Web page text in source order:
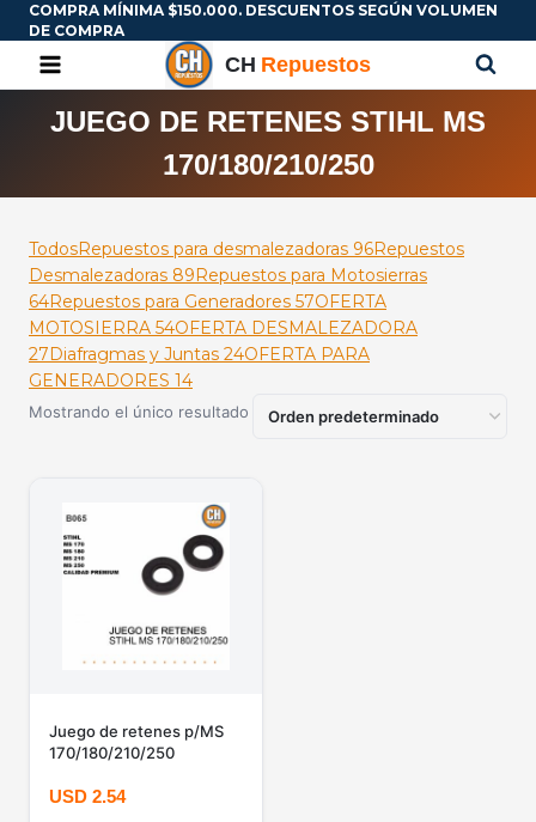
COMPRA MÍNIMA $150.000. DESCUENTOS SEGÚN VOLUMEN
DE COMPRA
JUEGO DE RETENES STIHL MS
170/180/210/250
TodosRepuestos para desmalezadoras 96Repuestos
Desmalezadoras 89Repuestos para Motosierras
64Repuestos para Generadores 57OFERTA
MOTOSIERRA 54OFERTA DESMALEZADORA
27Diafragmas y Juntas 24OFERTA PARA
GENERADORES 14
Mostrando el único resultado
Juego de retenes p/MS
170/180/210/250
USD 2.54